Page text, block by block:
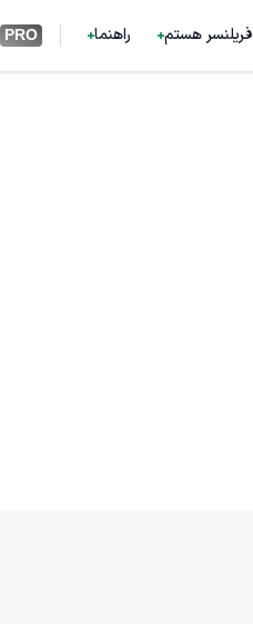
فریلنسر هستم راهنما PRO